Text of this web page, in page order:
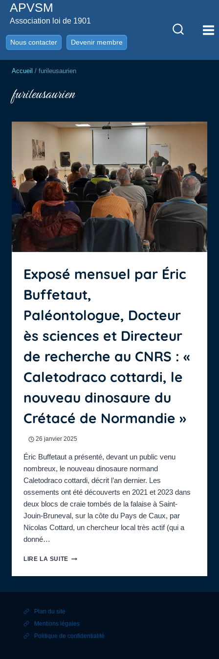
AllerAPVSM
Association loi de 1901
Nous contacter Devenir membre
Accueil / furileusaurien
furileusaurien
Exposé mensuel par Éric
Buffetaut,
Paléontologue, Docteur
ès sciences et Directeur
de recherche au CNRS : «
Caletodraco cottardi, le
nouveau dinosaure du
Crétacé de Normandie »
26 janvier 2025
Éric Buffetaut a présenté, devant un public venu
nombreux, le nouveau dinosaure normand
Caletodraco cottardi, décrit l’an dernier. Les
ossements ont été découverts en 2021 et 2023 dans
deux blocs de craie tombés de la falaise à Saint-
Jouin-Bruneval, sur la côte du Pays de Caux, par
Nicolas Cottard, un chercheur local très actif (qui a
donné…
LIRE LA SUITEEXPOSÉ
PAR
BUFFETAUT,
SCIENCES
Plan du site
Mentions légales
Politique de confidentialité